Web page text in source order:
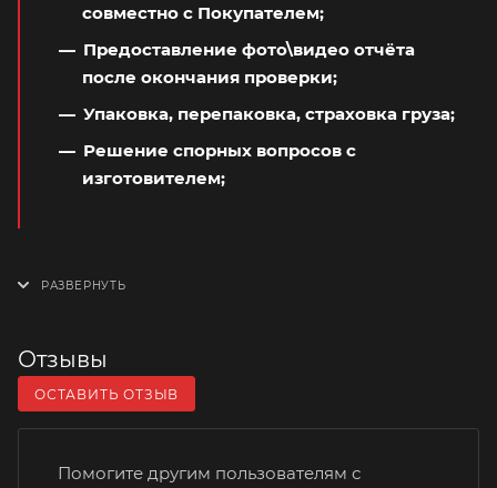
совместно с Покупателем;
Предоставление фото\видео отчёта
после окончания проверки;
Упаковка, перепаковка, страховка груза;
Решение спорных вопросов с
изготовителем;
Отзывы
ОСТАВИТЬ ОТЗЫВ
Помогите другим пользователям с